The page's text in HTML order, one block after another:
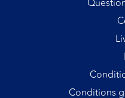
Conditions